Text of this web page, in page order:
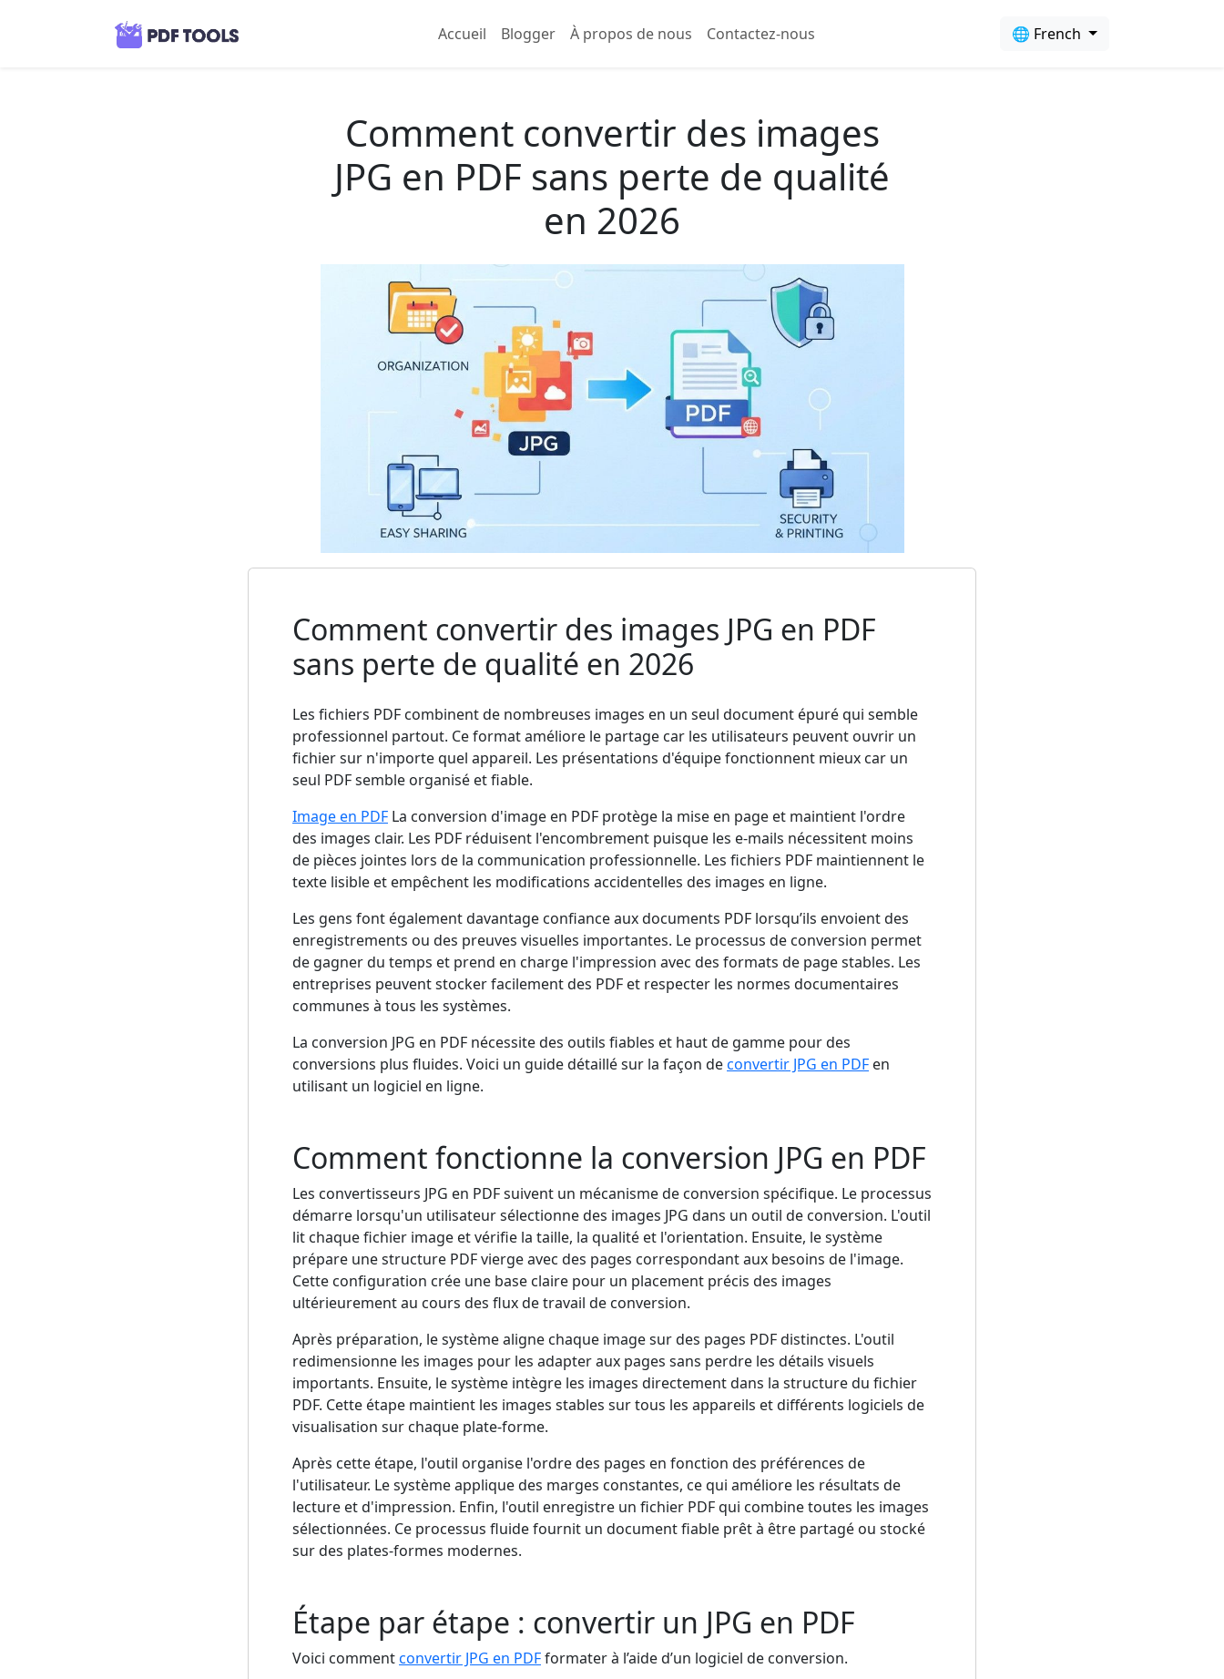
Accueil Blogger À propos de nous Contactez-nous 🌐 French
Comment convertir des images
JPG en PDF sans perte de qualité
en 2026
Comment convertir des images JPG en PDF
sans perte de qualité en 2026
Les fichiers PDF combinent de nombreuses images en un seul document épuré qui semble
professionnel partout. Ce format améliore le partage car les utilisateurs peuvent ouvrir un
fichier sur n'importe quel appareil. Les présentations d'équipe fonctionnent mieux car un
seul PDF semble organisé et fiable.
Image en PDF La conversion d'image en PDF protège la mise en page et maintient l'ordre
des images clair. Les PDF réduisent l'encombrement puisque les e-mails nécessitent moins
de pièces jointes lors de la communication professionnelle. Les fichiers PDF maintiennent le
texte lisible et empêchent les modifications accidentelles des images en ligne.
Les gens font également davantage confiance aux documents PDF lorsqu’ils envoient des
enregistrements ou des preuves visuelles importantes. Le processus de conversion permet
de gagner du temps et prend en charge l'impression avec des formats de page stables. Les
entreprises peuvent stocker facilement des PDF et respecter les normes documentaires
communes à tous les systèmes.
La conversion JPG en PDF nécessite des outils fiables et haut de gamme pour des
conversions plus fluides. Voici un guide détaillé sur la façon deconvertir JPG en PDF en
utilisant un logiciel en ligne.
Comment fonctionne la conversion JPG en PDF
Les convertisseurs JPG en PDF suivent un mécanisme de conversion spécifique. Le processus
démarre lorsqu'un utilisateur sélectionne des images JPG dans un outil de conversion. L'outil
lit chaque fichier image et vérifie la taille, la qualité et l'orientation. Ensuite, le système
prépare une structure PDF vierge avec des pages correspondant aux besoins de l'image.
Cette configuration crée une base claire pour un placement précis des images
ultérieurement au cours des flux de travail de conversion.
Après préparation, le système aligne chaque image sur des pages PDF distinctes. L'outil
redimensionne les images pour les adapter aux pages sans perdre les détails visuels
importants. Ensuite, le système intègre les images directement dans la structure du fichier
PDF. Cette étape maintient les images stables sur tous les appareils et différents logiciels de
visualisation sur chaque plate-forme.
Après cette étape, l'outil organise l'ordre des pages en fonction des préférences de
l'utilisateur. Le système applique des marges constantes, ce qui améliore les résultats de
lecture et d'impression. Enfin, l'outil enregistre un fichier PDF qui combine toutes les images
sélectionnées. Ce processus fluide fournit un document fiable prêt à être partagé ou stocké
sur des plates-formes modernes.
Étape par étape : convertir un JPG en PDF
Voici commentconvertir JPG en PDFformater à l’aide d’un logiciel de conversion.